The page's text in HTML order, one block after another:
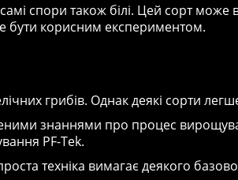
спори також білі. Цей сорт може
бути корисним експериментом.
грибів. Однак деякі сорти
знаннями про процес
PF-Tek.
техніка вимагає деякого